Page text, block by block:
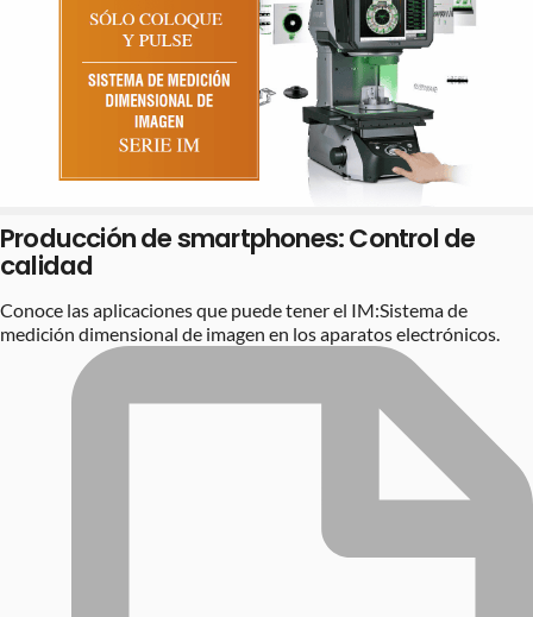
Producción de smartphones: Control de
calidad
Conoce las aplicaciones que puede tener el IM:Sistema de
medición dimensional de imagen en los aparatos electrónicos.